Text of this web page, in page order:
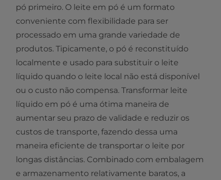
pó primeiro. O leite em pó é um formato
conveniente com flexibilidade para ser
processado em uma grande variedade de
produtos. Tipicamente, o pó é reconstituído
localmente e usado para substituir o leite
líquido quando o leite local não está disponível
ou o custo não compensa. Transformar leite
líquido em pó é uma ótima maneira de
aumentar seu prazo de validade e reduzir os
custos de transporte, fazendo dessa uma
maneira eficiente de transportar o leite por
longas distâncias. Combinado com embalagem
e armazenamento relativamente baratos, a